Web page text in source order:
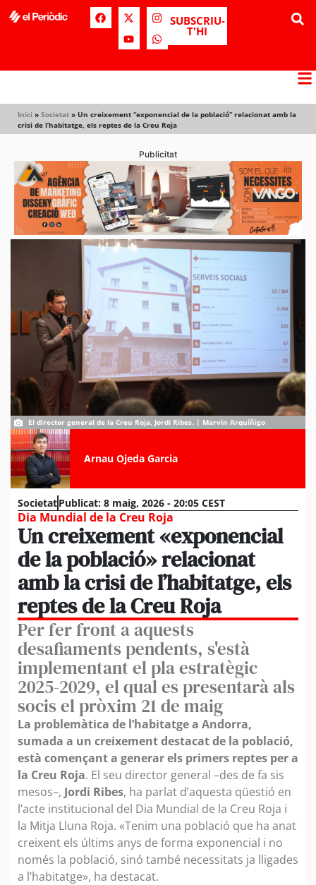
SUBSCRIU-
T'HI
Inici » Societat » Un creixement “exponencial de la població” relacionat amb la
crisi de l’habitatge, els reptes de la Creu Roja
Publicitat
El director general de la Creu Roja, Jordi Ribes. | Marvin Arquíñigo
Arnau Ojeda Garcia
SocietatPublicat: 8 maig, 2026 - 20:05 CEST
Dia Mundial de la Creu Roja
Un creixement «exponencial
de la població» relacionat
amb la crisi de l’habitatge, els
reptes de la Creu Roja
Per fer front a aquests
desafiaments pendents, s'està
implementant el pla estratègic
2025-2029, el qual es presentarà als
socis el pròxim 21 de maig
La problemàtica de l’habitatge a Andorra,
sumada a un creixement destacat de la població,
està començant a generar els primers reptes per a
la Creu Roja. El seu director general –des de fa sis
mesos–, Jordi Ribes, ha parlat d’aquesta qüestió en
l’acte institucional del Dia Mundial de la Creu Roja i
la Mitja Lluna Roja. «Tenim una població que ha anat
creixent els últims anys de forma exponencial i no
només la població, sinó també necessitats ja lligades
a l’habitatge», ha destacat.